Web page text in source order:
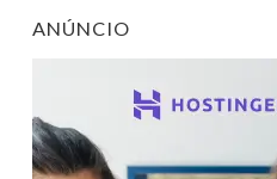
ANÚNCIO